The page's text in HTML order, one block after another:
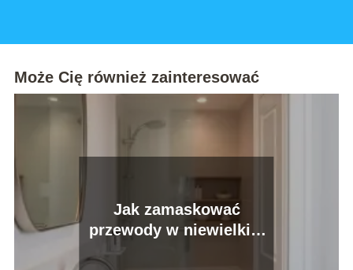
Może Cię również zainteresować
Jak zamaskować
przewody w niewielkiej